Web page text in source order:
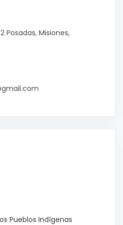
Posadas, Misiones,
Pueblos Indígenas